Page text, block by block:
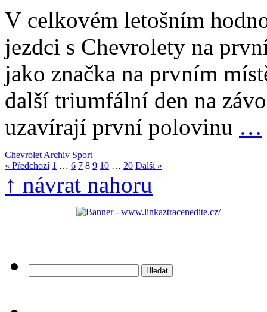
V celkovém letošním
jezdci s Chevrolety na
jako značka na prvním
další triumfální den na
uzavírají první polovinu …
Chevrolet Archiv Sport
« Předchozí 1 … 6 7 8 9 10 … 20 Další »
↑ návrat nahoru